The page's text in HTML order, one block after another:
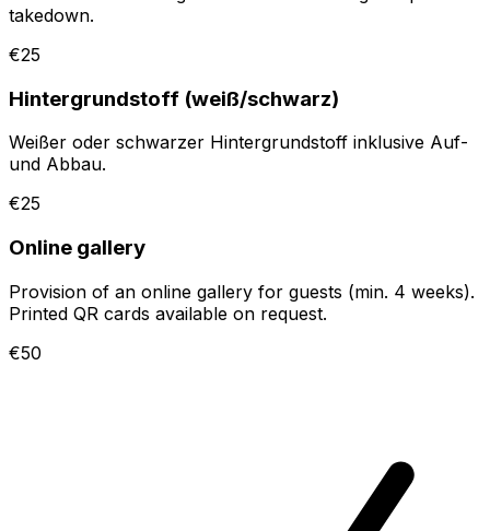
takedown.
€25
Hintergrundstoff (weiß/schwarz)
Weißer oder schwarzer Hintergrundstoff inklusive Auf-
und Abbau.
€25
Online gallery
Provision of an online gallery for guests (min. 4 weeks).
Printed QR cards available on request.
€50